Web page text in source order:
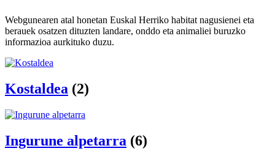
Webgunearen atal honetan Euskal Herriko habitat nagusienei eta
berauek osatzen dituzten landare, onddo eta animaliei buruzko
informazioa aurkituko duzu.
Kostaldea (2)
Ingurune alpetarra (6)